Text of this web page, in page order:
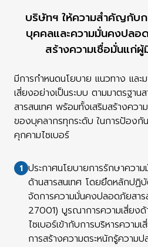
บริษัทฯ ให้ความสำคัญกับ
บุคคลและความมั่นคงปลอ
สร้างความเชื่อมั่นแก่
มีการกำหนดนโยบาย แนวทาง และ
เสี่ยงอย่างเป็นระบบ ตามมาตรฐา
สารสนเทศ พร้อมทั้งเสริมสร้างควา
ของบุคลากรทุกระดับ ในการป้อง
คุกคามไซเบอร์
1 ประกาศนโยบายการรักษาคว
ด้านสารสนเทศ โดยยึดหลักปฏิ
จัดการความมั่นคงปลอดภัยสาร
27001) บูรณาการความเสี่ยง
ไซเบอร์เข้ากับการบริหารความ
การสร้างความตระหนักรู้ความ